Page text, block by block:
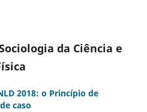
da Ciência e
2018: o Princípio de
caso